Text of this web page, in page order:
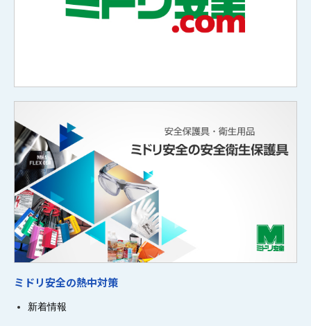
ミドリ安全の熱中対策
新着情報